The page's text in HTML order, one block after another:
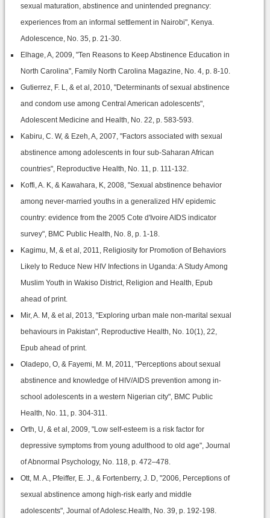
sexual maturation, abstinence and unintended pregnancy:
experiences from an informal settlement in Nairobi", Kenya.
Adolescence, No. 35, p. 21-30.
Elhage, A, 2009, "Ten Reasons to Keep Abstinence Education in
North Carolina", Family North Carolina Magazine, No. 4, p. 8-10.
Gutierrez, F. L, & et al, 2010, "Determinants of sexual abstinence
and condom use among Central American adolescents",
Adolescent Medicine and Health, No. 22, p. 583-593.
Kabiru, C. W, & Ezeh, A, 2007, "Factors associated with sexual
abstinence among adolescents in four sub-Saharan African
countries", Reproductive Health, No. 11, p. 111-132.
Koffi, A. K, & Kawahara, K, 2008, "Sexual abstinence behavior
among never-married youths in a generalized HIV epidemic
country: evidence from the 2005 Cote d'Ivoire AIDS indicator
survey", BMC Public Health, No. 8, p. 1-18.
Kagimu, M, & et al, 2011, Religiosity for Promotion of Behaviors
Likely to Reduce New HIV Infections in Uganda: A Study Among
Muslim Youth in Wakiso District, Religion and Health, Epub
ahead of print.
Mir, A. M, & et al, 2013, "Exploring urban male non-marital sexual
behaviours in Pakistan", Reproductive Health, No. 10(1), 22,
Epub ahead of print.
Oladepo, O, & Fayemi, M. M, 2011, "Perceptions about sexual
abstinence and knowledge of HIV/AIDS prevention among in-
school adolescents in a western Nigerian city", BMC Public
Health, No. 11, p. 304-311.
Orth, U, & et al, 2009, "Low self-esteem is a risk factor for
depressive symptoms from young adulthood to old age", Journal
of Abnormal Psychology, No. 118, p. 472–478.
Ott, M. A., Pfeiffer, E. J., & Fortenberry, J. D, "2006, Perceptions of
sexual abstinence among high-risk early and middle
adolescents", Journal of Adolesc.Health, No. 39, p. 192-198.